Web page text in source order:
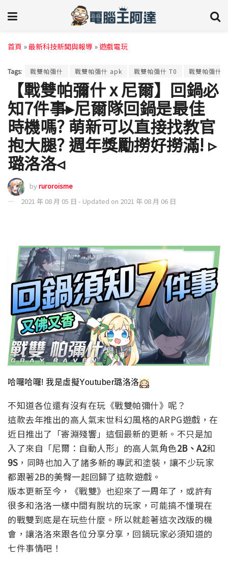
首頁 »最新科技新聞與報導 »遊戲電玩
Tags: 戰雙帕彌什 戰雙帕彌什 apk 戰雙帕彌什 T0 戰雙帕彌什
【戰雙帕彌什 x 尼爾】回鍋必
知7件事▸尼爾隊回鍋是最佳
時機嗎? 萌新可以直接找教官
抱大腿? 週年獎勵撈好撈滿! ▹
璐洛洛◃
byruroroisme
2021 年 08 月 05 日 - Updated on 2021 年 08 月 06 日
哈囉哈囉! 我是虛擬Youtuber璐洛洛
不知道各位還有沒有在玩《戰雙帕彌什》呢？
這款去年推出的高人氣末世科幻風格的ARPG遊戲，在
近日推出了「寄淵殘響」這個最新的更新。不只是加
入了來自「尼爾：自動人形」的高人氣角色2B、A2和
9S ，同時也加入了諸多新的專武和塗裝，讓不少玩家
都跟著2B的美臀一起回歸了這款遊戲。
版本更新至今，《戰雙》也迎來了一周年了，或許有
很多和洛洛一樣中間有脫坑的玩家，可能搞不懂現在
的戰雙到底是在玩些什麼。所以就趁著這次改版的機
會，讓洛洛來跟各位分享分享，回鍋玩家必須知道的
七件事情吧！